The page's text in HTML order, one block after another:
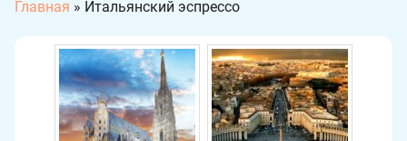
Главная » Итальянский эспрессо